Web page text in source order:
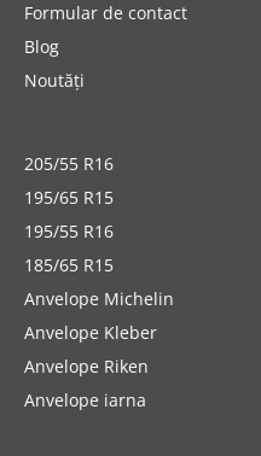
Formular de contact
Blog
Noutăți
205/55 R16
195/65 R15
195/55 R16
185/65 R15
Anvelope Michelin
Anvelope Kleber
Anvelope Riken
Anvelope iarna